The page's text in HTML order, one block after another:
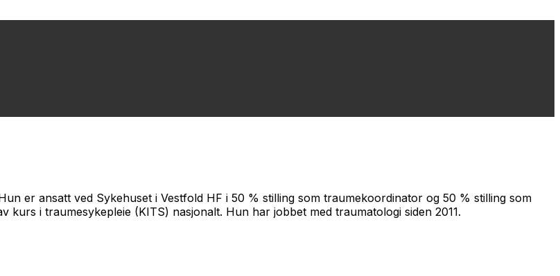
er ansatt ved Sykehuset i Vestfold HF i 50 % stilling som traumekoordinator og 50 % stilling som
i traumesykepleie (KITS) nasjonalt. Hun har jobbet med traumatologi siden 2011.